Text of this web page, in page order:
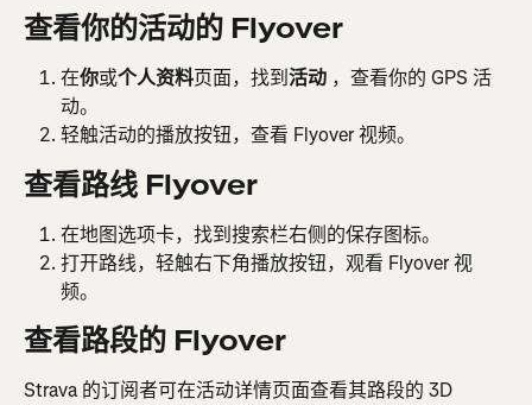
查看你的活动的 Flyover
在你或个人资料页面，找到活动 ，查看你的 GPS 活
动。
轻触活动的播放按钮，查看 Flyover 视频。
查看路线 Flyover
在地图选项卡，找到搜索栏右侧的保存图标。
打开路线，轻触右下角播放按钮，观看 Flyover 视
频。
查看路段的 Flyover
Strava 的订阅者可在活动详情页面查看其路段的 3D